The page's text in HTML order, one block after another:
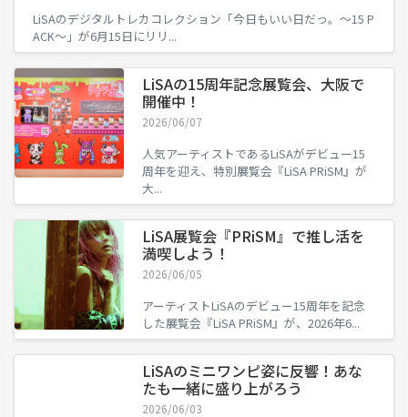
LiSAのデジタルトレカコレクション「今日もいい日だっ。〜15 P
ACK〜」が6月15日にリリ...
LiSAの15周年記念展覧会、大阪で
開催中！
2026/06/07
人気アーティストであるLiSAがデビュー15
周年を迎え、特別展覧会『LiSA PRiSM』が
大...
LiSA展覧会『PRiSM』で推し活を
満喫しよう！
2026/06/05
アーティストLiSAのデビュー15周年を記念
した展覧会『LiSA PRiSM』が、2026年6...
LiSAのミニワンピ姿に反響！あな
たも一緒に盛り上がろう
2026/06/03